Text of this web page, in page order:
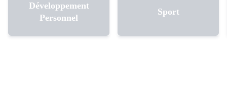
Développement
Personnel
Sport